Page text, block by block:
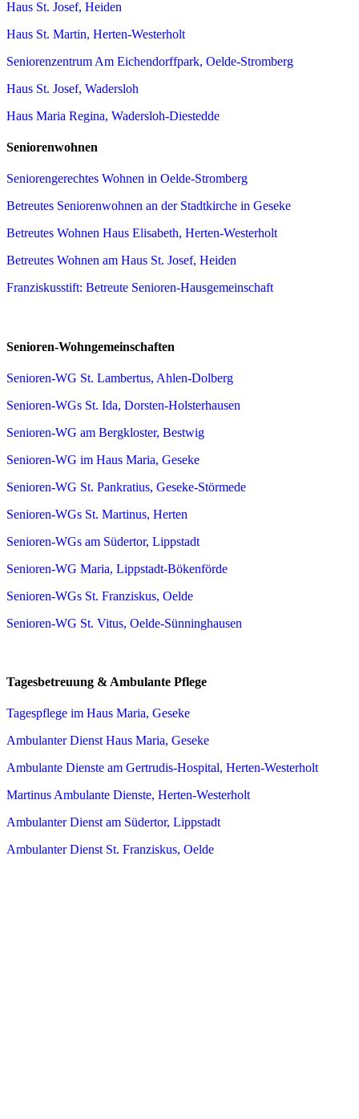
Haus St. Josef, Heiden
Haus St. Martin, Herten-Westerholt
Seniorenzentrum Am Eichendorffpark, Oelde-Stromberg
Haus St. Josef, Wadersloh
Haus Maria Regina, Wadersloh-Diestedde
Seniorenwohnen
Seniorengerechtes Wohnen in Oelde-Stromberg
Betreutes Seniorenwohnen an der Stadtkirche in Geseke
Betreutes Wohnen Haus Elisabeth, Herten-Westerholt
Betreutes Wohnen am Haus St. Josef, Heiden
Franziskusstift: Betreute Senioren-Hausgemeinschaft
Senioren-Wohngemeinschaften
Senioren-WG St. Lambertus, Ahlen-Dolberg
Senioren-WGs St. Ida, Dorsten-Holsterhausen
Senioren-WG am Bergkloster, Bestwig
Senioren-WG im Haus Maria, Geseke
Senioren-WG St. Pankratius, Geseke-Störmede
Senioren-WGs St. Martinus, Herten
Senioren-WGs am Südertor, Lippstadt
Senioren-WG Maria, Lippstadt-Bökenförde
Senioren-WGs St. Franziskus, Oelde
Senioren-WG St. Vitus, Oelde-Sünninghausen
Tagesbetreuung & Ambulante Pflege
Tagespflege im Haus Maria, Geseke
Ambulanter Dienst Haus Maria, Geseke
Ambulante Dienste am Gertrudis-Hospital, Herten-Westerholt
Martinus Ambulante Dienste, Herten-Westerholt
Ambulanter Dienst am Südertor, Lippstadt
Ambulanter Dienst St. Franziskus, Oelde